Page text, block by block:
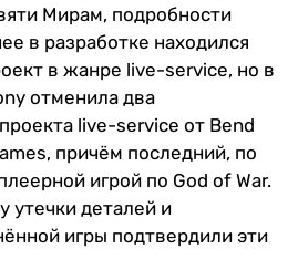
Мирам, подробности
в разработке находился
в жанре live-service, но в
отменила два
live-service от Bend
причём последний, по
игрой по God of War.
утечки деталей и
игры подтвердили эти